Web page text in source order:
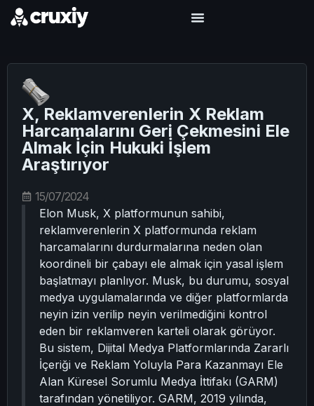
X, Reklamverenlerin X Reklam
Harcamalarını Geri Çekmesini Ele
Almak İçin Hukuki İşlem
Araştırıyor
15/07/2024
Elon Musk, X platformunun sahibi,
reklamverenlerin X platformunda reklam
harcamalarını durdurmalarına neden olan
koordineli bir çabayı ele almak için yasal işlem
başlatmayı planlıyor. Musk, bu durumu, sosyal
medya uygulamalarında ve diğer platformlarda
neyin izin verilip neyin verilmediğini kontrol
eden bir reklamveren karteli olarak görüyor.
Bu sistem, Dijital Medya Platformlarında Zararlı
İçeriği ve Reklam Yoluyla Para Kazanmayı Ele
Alan Küresel Sorumlu Medya İttifakı (GARM)
tarafından yönetiliyor. GARM, 2019 yılında,